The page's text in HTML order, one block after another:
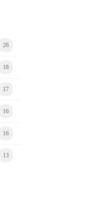
26
18
17
16
16
13